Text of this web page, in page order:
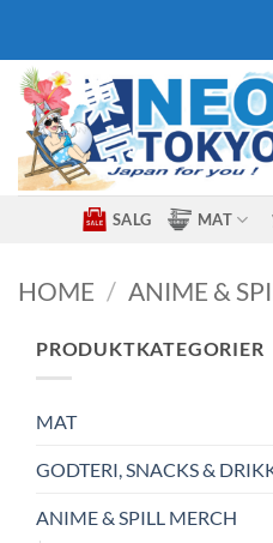
content
SALG MAT
HOME / ANIME &
PRODUKTKATEGORIER
MAT
GODTERI, SNACKS &
ANIME & SPILL MERCH